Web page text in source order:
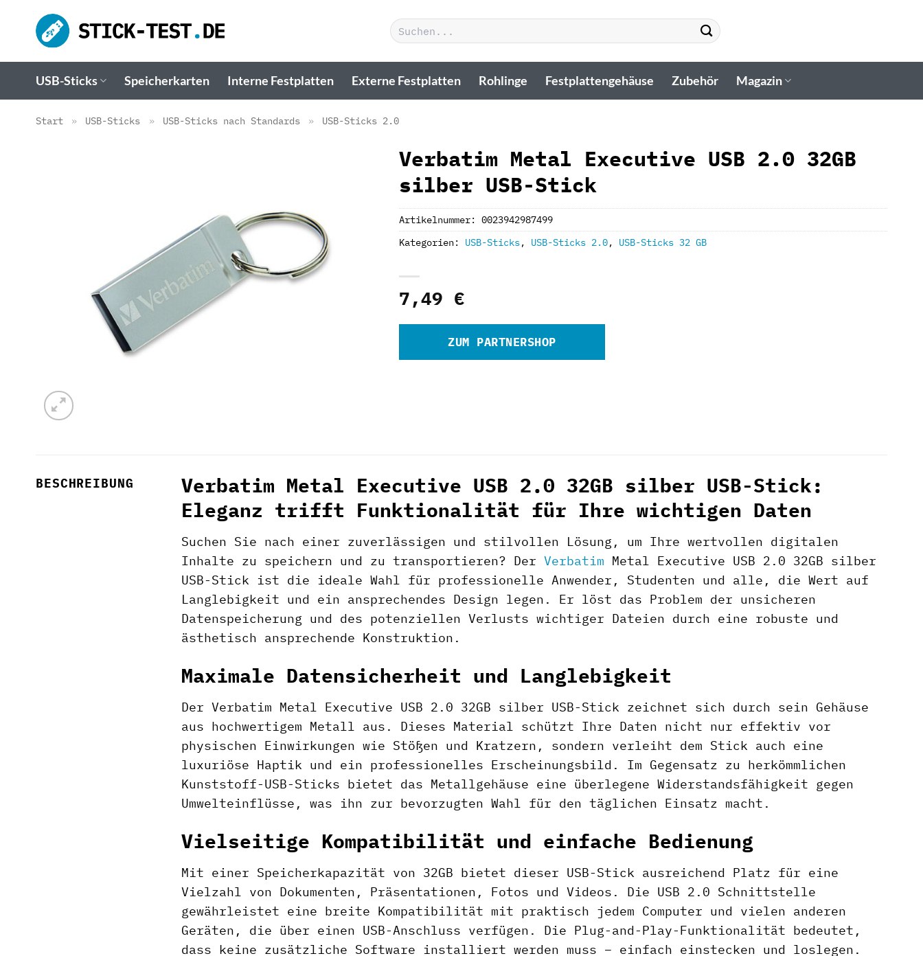
Inhalt
springen
Suchen
nach:
USB-Sticks Speicherkarten Interne Festplatten Externe Festplatten Rohlinge Festplattengehäuse Zubehör Magazin
Start » USB-Sticks » USB-Sticks nach Standards » USB-Sticks 2.0
Verbatim Metal Executive USB 2.0 32GB
silber USB-Stick
7,49 €
ZUM PARTNERSHOP
Artikelnummer:0023942987499
Kategorien: USB-Sticks, USB-Sticks 2.0, USB-Sticks 32 GB
BESCHREIBUNG
Verbatim Metal Executive USB 2.0 32GB silber USB-Stick:
Eleganz trifft Funktionalität für Ihre wichtigen Daten
Suchen Sie nach einer zuverlässigen und stilvollen Lösung, um Ihre wertvollen digitalen
Inhalte zu speichern und zu transportieren? Der Verbatim Metal Executive USB 2.0 32GB silber
USB-Stick ist die ideale Wahl für professionelle Anwender, Studenten und alle, die Wert auf
Langlebigkeit und ein ansprechendes Design legen. Er löst das Problem der unsicheren
Datenspeicherung und des potenziellen Verlusts wichtiger Dateien durch eine robuste und
ästhetisch ansprechende Konstruktion.
Maximale Datensicherheit und Langlebigkeit
Der Verbatim Metal Executive USB 2.0 32GB silber USB-Stick zeichnet sich durch sein Gehäuse
aus hochwertigem Metall aus. Dieses Material schützt Ihre Daten nicht nur effektiv vor
physischen Einwirkungen wie Stößen und Kratzern, sondern verleiht dem Stick auch eine
luxuriöse Haptik und ein professionelles Erscheinungsbild. Im Gegensatz zu herkömmlichen
Kunststoff-USB-Sticks bietet das Metallgehäuse eine überlegene Widerstandsfähigkeit gegen
Umwelteinflüsse, was ihn zur bevorzugten Wahl für den täglichen Einsatz macht.
Vielseitige Kompatibilität und einfache Bedienung
Mit einer Speicherkapazität von 32GB bietet dieser USB-Stick ausreichend Platz für eine
Vielzahl von Dokumenten, Präsentationen, Fotos und Videos. Die USB 2.0 Schnittstelle
gewährleistet eine breite Kompatibilität mit praktisch jedem Computer und vielen anderen
Geräten, die über einen USB-Anschluss verfügen. Die Plug-and-Play-Funktionalität bedeutet,
dass keine zusätzliche Software installiert werden muss – einfach einstecken und loslegen.